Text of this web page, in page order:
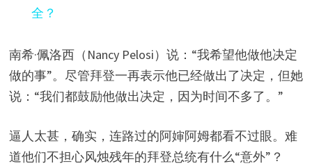
y
V
i
全？
南希·佩洛西（Nancy Pelosi）说：“我希望他做他决定
做的事”。尽管拜登一再表示他已经做出了决定，但她
说：“我们都鼓励他做出决定，因为时间不多了。”
逼人太甚，确实，连路过的阿婶阿姆都看不过眼。难
道他们不担心风烛残年的拜登总统有什么“意外”？